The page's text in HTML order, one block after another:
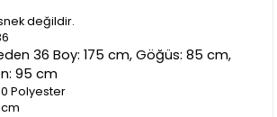
değildir.
36 Boy: 175 cm, Göğüs: 85 cm,
95 cm
Polyester